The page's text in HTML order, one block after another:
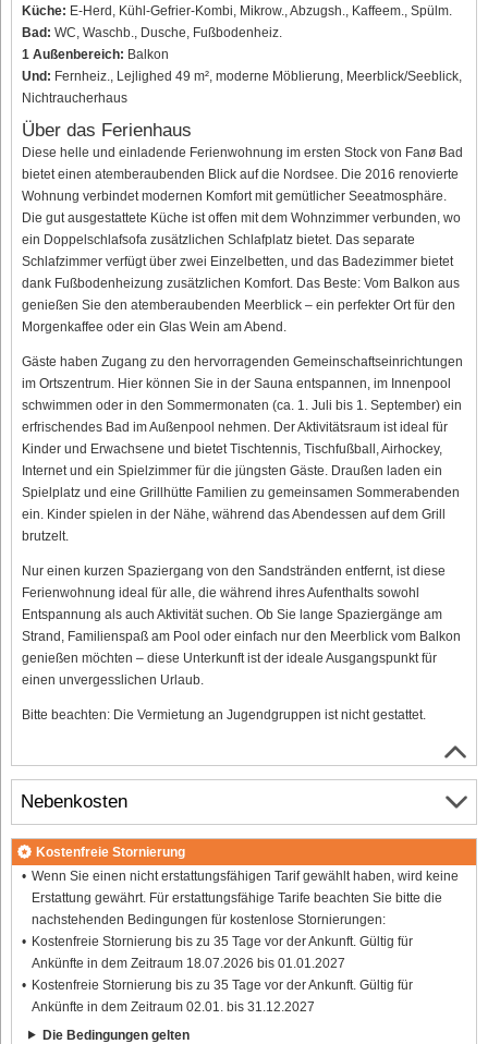
Küche: E-Herd, Kühl-Gefrier-Kombi, Mikrow., Abzugsh., Kaffeem., Spülm.
Bad: WC, Waschb., Dusche, Fußbodenheiz.
1 Außenbereich: Balkon
Und: Fernheiz., Lejlighed 49 m², moderne Möblierung, Meerblick/Seeblick,
Nichtraucherhaus
Über das Ferienhaus
Diese helle und einladende Ferienwohnung im ersten Stock von Fanø Bad
bietet einen atemberaubenden Blick auf die Nordsee. Die 2016 renovierte
Wohnung verbindet modernen Komfort mit gemütlicher Seeatmosphäre.
Die gut ausgestattete Küche ist offen mit dem Wohnzimmer verbunden, wo
ein Doppelschlafsofa zusätzlichen Schlafplatz bietet. Das separate
Schlafzimmer verfügt über zwei Einzelbetten, und das Badezimmer bietet
dank Fußbodenheizung zusätzlichen Komfort. Das Beste: Vom Balkon aus
genießen Sie den atemberaubenden Meerblick – ein perfekter Ort für den
Morgenkaffee oder ein Glas Wein am Abend.
Gäste haben Zugang zu den hervorragenden Gemeinschaftseinrichtungen
im Ortszentrum. Hier können Sie in der Sauna entspannen, im Innenpool
schwimmen oder in den Sommermonaten (ca. 1. Juli bis 1. September) ein
erfrischendes Bad im Außenpool nehmen. Der Aktivitätsraum ist ideal für
Kinder und Erwachsene und bietet Tischtennis, Tischfußball, Airhockey,
Internet und ein Spielzimmer für die jüngsten Gäste. Draußen laden ein
Spielplatz und eine Grillhütte Familien zu gemeinsamen Sommerabenden
ein. Kinder spielen in der Nähe, während das Abendessen auf dem Grill
brutzelt.
Nur einen kurzen Spaziergang von den Sandstränden entfernt, ist diese
Ferienwohnung ideal für alle, die während ihres Aufenthalts sowohl
Entspannung als auch Aktivität suchen. Ob Sie lange Spaziergänge am
Strand, Familienspaß am Pool oder einfach nur den Meerblick vom Balkon
genießen möchten – diese Unterkunft ist der ideale Ausgangspunkt für
einen unvergesslichen Urlaub.
Bitte beachten: Die Vermietung an Jugendgruppen ist nicht gestattet.
Nebenkosten
Kostenfreie Stornierung
Wenn Sie einen nicht erstattungsfähigen Tarif gewählt haben, wird keine
Erstattung gewährt. Für erstattungsfähige Tarife beachten Sie bitte die
nachstehenden Bedingungen für kostenlose Stornierungen:
Kostenfreie Stornierung bis zu 35 Tage vor der Ankunft. Gültig für
Ankünfte in dem Zeitraum 18.07.2026 bis 01.01.2027
Kostenfreie Stornierung bis zu 35 Tage vor der Ankunft. Gültig für
Ankünfte in dem Zeitraum 02.01. bis 31.12.2027
Die Bedingungen gelten